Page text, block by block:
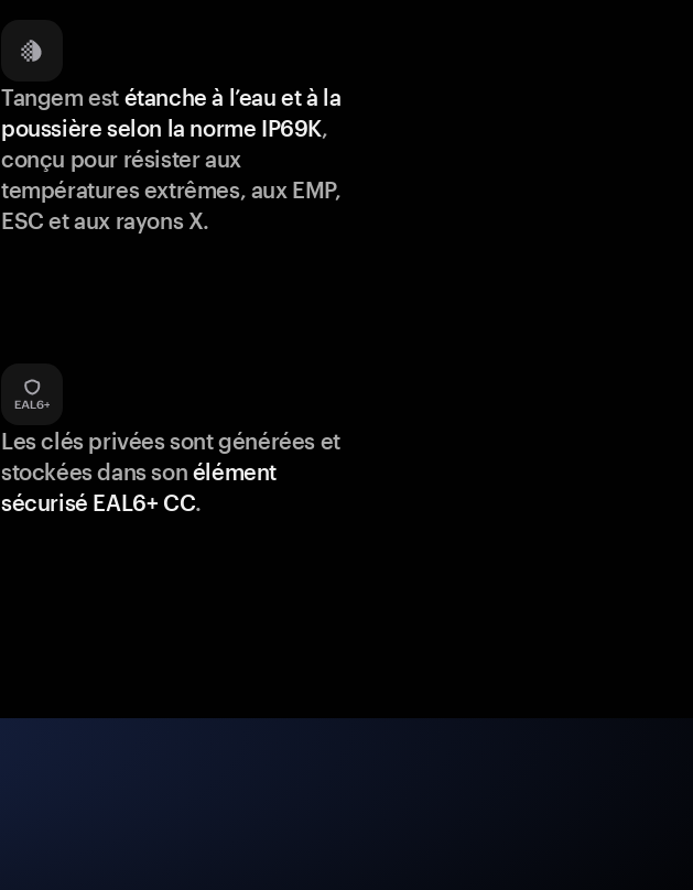
Tangem est étanche à l’eau et à la
poussière selon la norme IP69K,
conçu pour résister aux
températures extrêmes, aux EMP,
ESC et aux rayons X.
Les clés privées sont générées et
stockées dans son élément
sécurisé EAL6+ CC.